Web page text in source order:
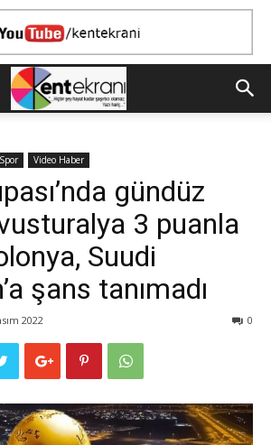
Spor Video Haber
gündüz
3 puanla
Suudi
şans tanımadı
2022 0